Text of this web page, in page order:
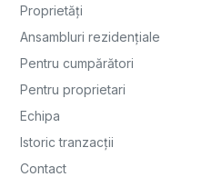
Proprietăți
Ansambluri rezidențiale
Pentru cumpărători
Pentru proprietari
Echipa
Istoric tranzacții
Contact